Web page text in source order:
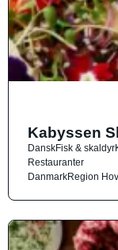
Kabyssen
DanskFisk & skaldyr
Restauranter
DanmarkRegion